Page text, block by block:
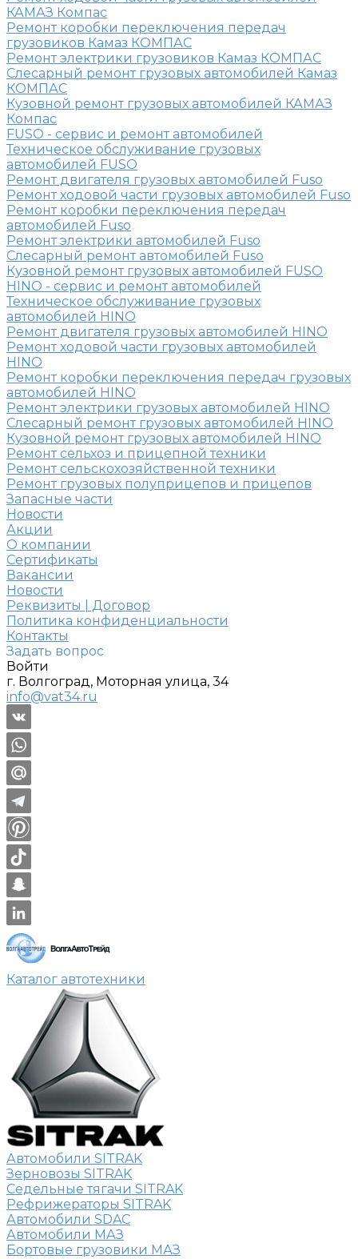
КАМАЗ Компас
Ремонт коробки переключения передач
грузовиков Камаз КОМПАС
Ремонт электрики грузовиков Камаз КОМПАС
Слесарный ремонт грузовых автомобилей Камаз
КОМПАС
Кузовной ремонт грузовых автомобилей КАМАЗ
Компас
FUSO - сервис и ремонт автомобилей
Техническое обслуживание грузовых
автомобилей FUSO
Ремонт двигателя грузовых автомобилей Fuso
Ремонт ходовой части грузовых автомобилей Fuso
Ремонт коробки переключения передач
автомобилей Fuso
Ремонт электрики автомобилей Fuso
Слесарный ремонт автомобилей Fuso
Кузовной ремонт грузовых автомобилей FUSO
HINO - сервис и ремонт автомобилей
Техническое обслуживание грузовых
автомобилей HINO
Ремонт двигателя грузовых автомобилей HINO
Ремонт ходовой части грузовых автомобилей
HINO
Ремонт коробки переключения передач грузовых
автомобилей HINO
Ремонт электрики грузовых автомобилей HINO
Слесарный ремонт грузовых автомобилей HINO
Кузовной ремонт грузовых автомобилей HINO
Ремонт сельхоз и прицепной техники
Ремонт сельскохозяйственной техники
Ремонт грузовых полуприцепов и прицепов
Запасные части
Новости
Акции
О компании
Сертификаты
Вакансии
Новости
Реквизиты | Договор
Политика конфиденциальности
Контакты
Задать вопрос
Войти
г. Волгоград, Моторная улица, 34
info@vat34.ru
Каталог автотехники
Автомобили SITRAK
Зерновозы SITRAK
Седельные тягачи SITRAK
Рефрижераторы SITRAK
Автомобили SDAC
Автомобили МАЗ
Бортовые грузовики МАЗ